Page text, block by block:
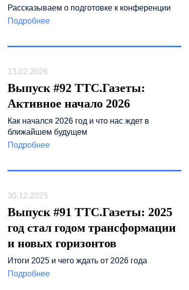
Рассказываем о подготовке к конференции
Подробнее
13.02.2026
Выпуск #92 ТТС.Газеты:
Активное начало 2026
Как начался 2026 год и что нас ждет в
ближайшем будущем
Подробнее
30.12.2025
Выпуск #91 ТТС.Газеты: 2025
год стал годом трансформации
и новых горизонтов
Итоги 2025 и чего ждать от 2026 года
Подробнее